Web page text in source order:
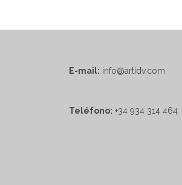
E-mail: info@artidv.com
Teléfono: +34 934 314 464